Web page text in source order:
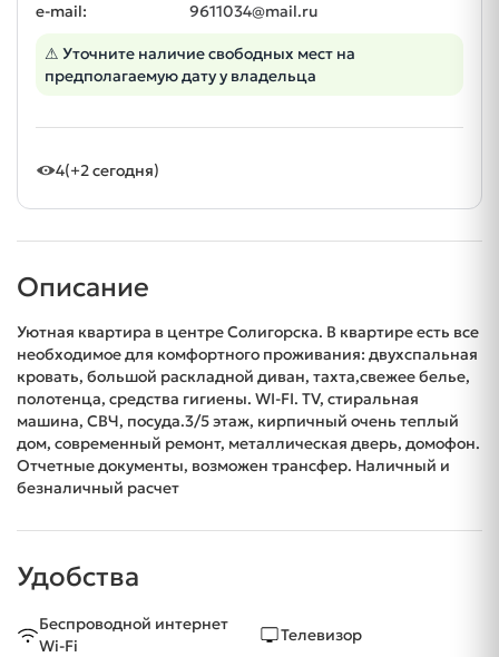
e-mail:
9611034@mail.ru
⚠ Уточните наличие свободных мест на
предполагаемую дату у владельца
4(+2 сегодня)
Описание
Уютная квартира в центре Солигорска. В квартире есть все
необходимое для комфортного проживания: двухспальная
кровать, большой раскладной диван, тахта,свежее белье,
полотенца, средства гигиены. WI-FI. TV, стиральная
машина, СВЧ, посуда.3/5 этаж, кирпичный очень теплый
дом, современный ремонт, металлическая дверь, домофон.
Отчетные документы, возможен трансфер. Наличный и
безналичный расчет
Удобства
Беспроводной интернет
Wi-Fi
Телевизор